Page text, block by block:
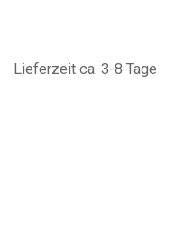
Lieferzeit ca. 3-8 Tage